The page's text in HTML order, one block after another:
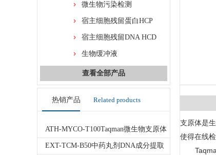
微生物污染检测
宿主细胞残留蛋白HCP
宿主细胞残留DNA HCD
生物缓冲液
查看全部产品
热销产品 Related products
ATH-MYCO-T100Taqman微生物支原体
荧光定量PCR检测试剂盒
EXT-TCM-B50中药丸剂DNA成分提取
支原体是
使得在线